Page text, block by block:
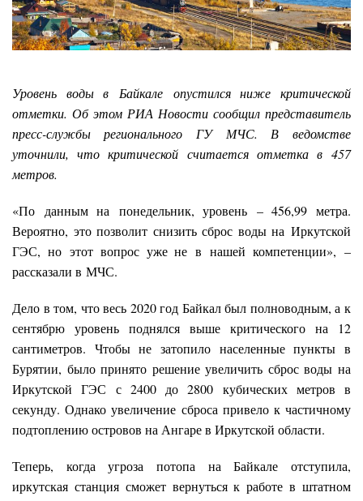
Уровень воды в Байкале опустился ниже критической
отметки. Об этом РИА Новости сообщил представитель
пресс-службы регионального ГУ МЧС. В ведомстве
уточнили, что критической считается отметка в 457
метров.
«По данным на понедельник, уровень – 456,99 метра.
Вероятно, это позволит снизить сброс воды на Иркутской
ГЭС, но этот вопрос уже не в нашей компетенции», –
рассказали в МЧС.
Дело в том, что весь 2020 год Байкал был полноводным, а к
сентябрю уровень поднялся выше критического на 12
сантиметров. Чтобы не затопило населенные пункты в
Бурятии, было принято решение увеличить сброс воды на
Иркутской ГЭС с 2400 до 2800 кубических метров в
секунду. Однако увеличение сброса привело к частичному
подтоплению островов на Ангаре в Иркутской области.
Теперь, когда угроза потопа на Байкале отступила,
иркутская станция сможет вернуться к работе в штатном